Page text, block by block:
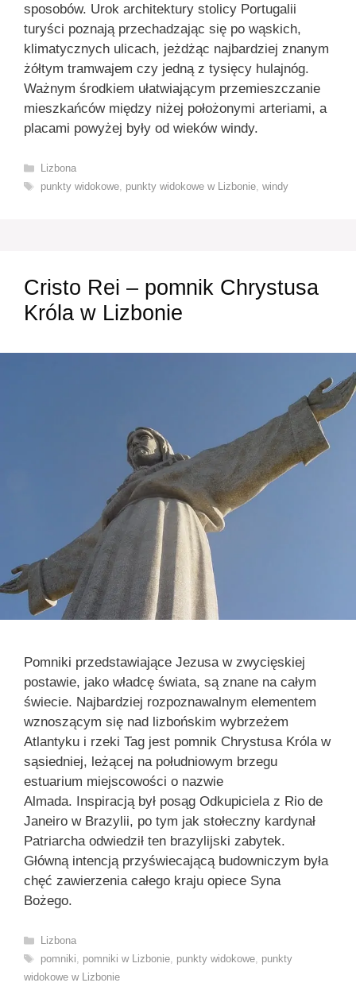
sposobów. Urok architektury stolicy Portugalii
turyści poznają przechadzając się po wąskich,
klimatycznych ulicach, jeżdżąc najbardziej znanym
żółtym tramwajem czy jedną z tysięcy hulajnóg.
Ważnym środkiem ułatwiającym przemieszczanie
mieszkańców między niżej położonymi arteriami, a
placami powyżej były od wieków windy.
Kategorie
Lizbona
Tagi
punkty widokowe, punkty widokowe w Lizbonie, windy
Cristo Rei – pomnik Chrystusa
Króla w Lizbonie
Pomniki przedstawiające Jezusa w zwycięskiej
postawie, jako władcę świata, są znane na całym
świecie. Najbardziej rozpoznawalnym elementem
wznoszącym się nad lizbońskim wybrzeżem
Atlantyku i rzeki Tag jest pomnik Chrystusa Króla w
sąsiedniej, leżącej na południowym brzegu
estuarium miejscowości o nazwie
Almada. Inspiracją był posąg Odkupiciela z Rio de
Janeiro w Brazylii, po tym jak stołeczny kardynał
Patriarcha odwiedził ten brazylijski zabytek.
Główną intencją przyświecającą budowniczym była
chęć zawierzenia całego kraju opiece Syna
Bożego.
Kategorie
Lizbona
Tagi
pomniki, pomniki w Lizbonie, punkty widokowe, punkty
widokowe w Lizbonie